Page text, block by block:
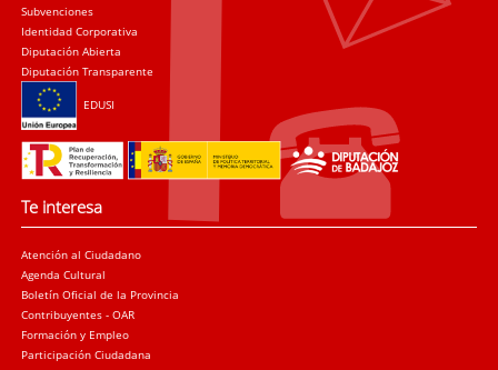
Subvenciones
Identidad Corporativa
Diputación Abierta
Diputación Transparente
EDUSI
Te interesa
Atención al Ciudadano
Agenda Cultural
Boletín Oficial de la Provincia
Contribuyentes - OAR
Formación y Empleo
Participación Ciudadana